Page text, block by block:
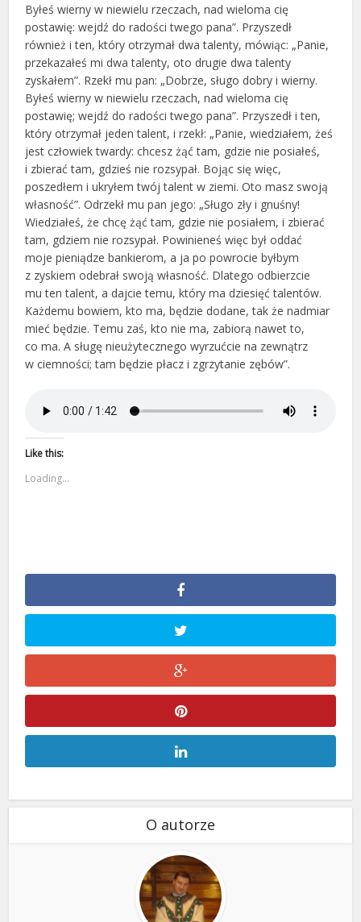
Byłeś wierny w niewielu rzeczach, nad wieloma cię
postawię: wejdź do radości twego pana”. Przyszedł
również i ten, który otrzymał dwa talenty, mówiąc: „Panie,
przekazałeś mi dwa talenty, oto drugie dwa talenty
zyskałem”. Rzekł mu pan: „Dobrze, sługo dobry i wierny.
Byłeś wierny w niewielu rzeczach, nad wieloma cię
postawię; wejdź do radości twego pana”. Przyszedł i ten,
który otrzymał jeden talent, i rzekł: „Panie, wiedziałem, żeś
jest człowiek twardy: chcesz żąć tam, gdzie nie posiałeś,
i zbierać tam, gdzieś nie rozsypał. Bojąc się więc,
poszedłem i ukryłem twój talent w ziemi. Oto masz swoją
własność”. Odrzekł mu pan jego: „Sługo zły i gnuśny!
Wiedziałeś, że chcę żąć tam, gdzie nie posiałem, i zbierać
tam, gdziem nie rozsypał. Powinieneś więc był oddać
moje pieniądze bankierom, a ja po powrocie byłbym
z zyskiem odebrał swoją własność. Dlatego odbierzcie
mu ten talent, a dajcie temu, który ma dziesięć talentów.
Każdemu bowiem, kto ma, będzie dodane, tak że nadmiar
mieć będzie. Temu zaś, kto nie ma, zabiorą nawet to,
co ma. A sługę nieużytecznego wyrzućcie na zewnątrz
w ciemności; tam będzie płacz i zgrzytanie zębów”.
Like this:
Loading...
O autorze